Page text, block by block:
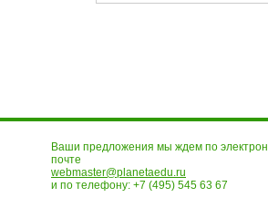
Ваши предложения мы ждем по
почте
webmaster@planetaedu.ru
и по телефону: +7 (495) 545 63 67